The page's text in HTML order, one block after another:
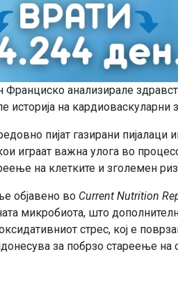
анализирале
историја на кардиоваскуларни
пијат газирани
играат важна улога во
на клетките и зголемен
објавено во Current Nutrition
микробиота, што
стрес, кој е
за побрзо стареење на